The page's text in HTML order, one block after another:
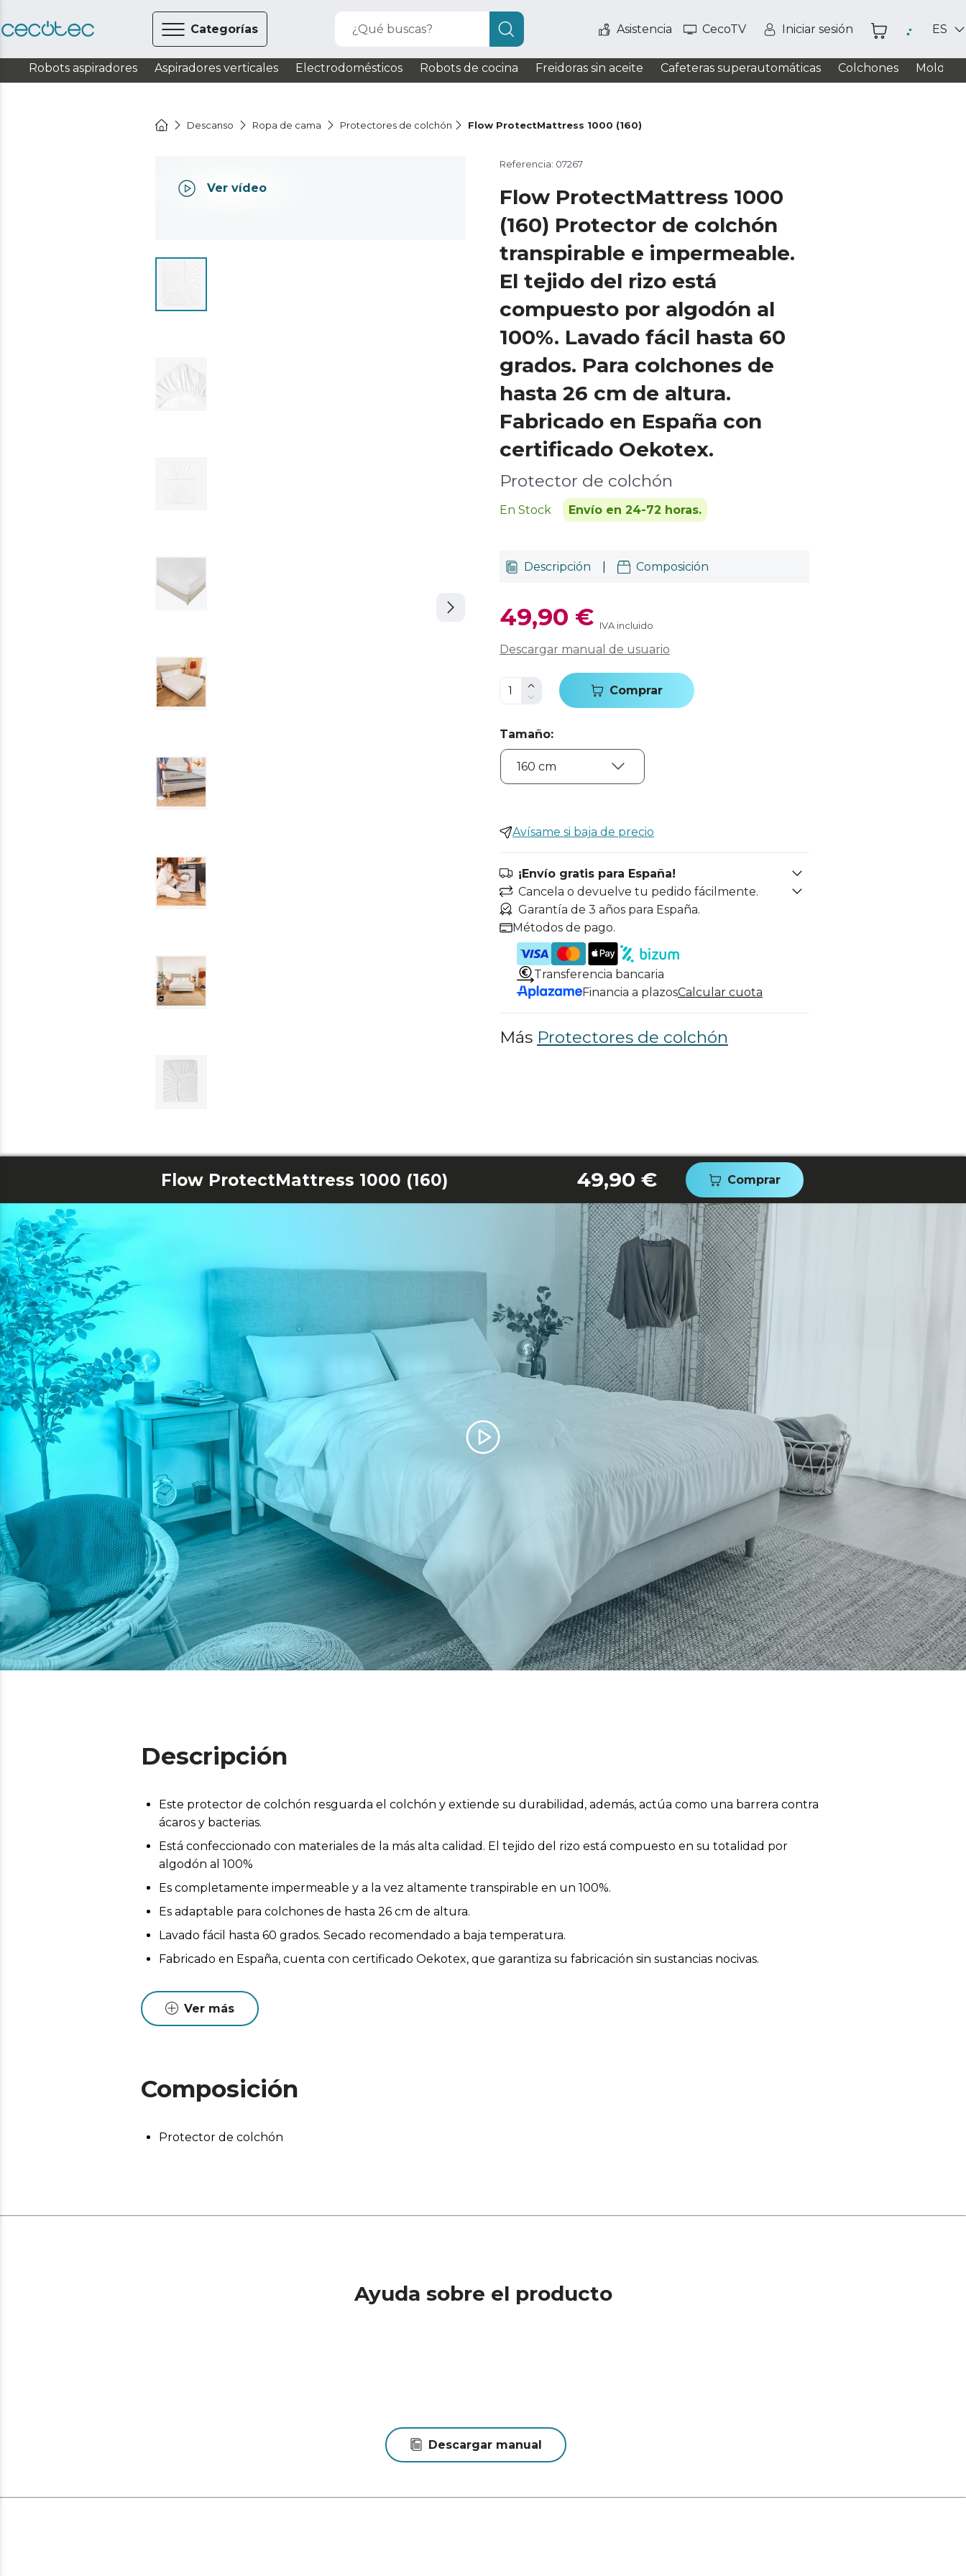
Categorías ¿Qué buscas? Asistencia CecoTV Iniciar sesión ES
Robots aspiradores Aspiradores verticales Electrodomésticos Robots de cocina Freidoras sin aceite Cafeteras superautomáticas Colchones
Descanso Ropa de cama Protectores de colchón Flow ProtectMattress 1000 (160)
Ver vídeo
Referencia: 07267
Flow ProtectMattress 1000
(160) Protector de colchón
transpirable e impermeable.
El tejido del rizo está
compuesto por algodón al
100%. Lavado fácil hasta 60
grados. Para colchones de
hasta 26 cm de altura.
Fabricado en España con
certificado Oekotex.
Protector de colchón
En Stock Envío en 24-72 horas.
Descripción Composición
49,90 € IVA incluido
Descargar manual de usuario
Comprar
Tamaño:
Avísame si baja de precio
¡Envío gratis para España!
Cancela o devuelve tu pedido fácilmente.
Garantía de 3 años para España.
Métodos de pago.
Transferencia bancaria
Financia a plazosCalcular cuota
Más Protectores de colchón
Flow ProtectMattress 1000 (160) 49,90 € Comprar
Descripción
Este protector de colchón resguarda el colchón y extiende su durabilidad, además, actúa como una barrera contra
ácaros y bacterias.
Está confeccionado con materiales de la más alta calidad. El tejido del rizo está compuesto en su totalidad por
algodón al 100%
Es completamente impermeable y a la vez altamente transpirable en un 100%.
Es adaptable para colchones de hasta 26 cm de altura.
Lavado fácil hasta 60 grados. Secado recomendado a baja temperatura.
Fabricado en España, cuenta con certificado Oekotex, que garantiza su fabricación sin sustancias nocivas.
Ver más
Composición
Protector de colchón
Ayuda sobre el producto
Descargar manual